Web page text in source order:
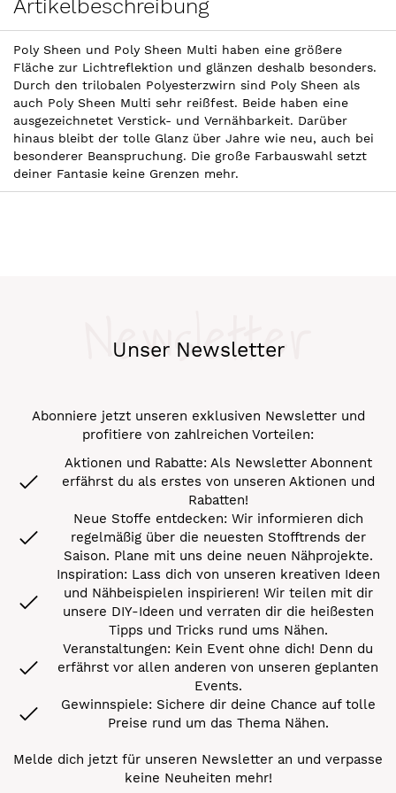
Artikelbeschreibung
Poly Sheen und Poly Sheen Multi haben eine größere
Fläche zur Lichtreflektion und glänzen deshalb besonders.
Durch den trilobalen Polyesterzwirn sind Poly Sheen als
auch Poly Sheen Multi sehr reißfest. Beide haben eine
ausgezeichnetet Verstick- und Vernähbarkeit. Darüber
hinaus bleibt der tolle Glanz über Jahre wie neu, auch bei
besonderer Beanspruchung. Die große Farbauswahl setzt
deiner Fantasie keine Grenzen mehr.
Unser Newsletter
Newsletter
Abonniere jetzt unseren exklusiven Newsletter und
profitiere von zahlreichen Vorteilen:
Aktionen und Rabatte: Als Newsletter Abonnent
erfährst du als erstes von unseren Aktionen und
Rabatten!
Neue Stoffe entdecken: Wir informieren dich
regelmäßig über die neuesten Stofftrends der
Saison. Plane mit uns deine neuen Nähprojekte.
Inspiration: Lass dich von unseren kreativen Ideen
und Nähbeispielen inspirieren! Wir teilen mit dir
unsere DIY-Ideen und verraten dir die heißesten
Tipps und Tricks rund ums Nähen.
Veranstaltungen: Kein Event ohne dich! Denn du
erfährst vor allen anderen von unseren geplanten
Events.
Gewinnspiele: Sichere dir deine Chance auf tolle
Preise rund um das Thema Nähen.
Melde dich jetzt für unseren Newsletter an und verpasse
keine Neuheiten mehr!